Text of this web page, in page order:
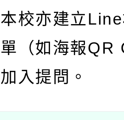
校亦建立
（如海報QR
入提問。